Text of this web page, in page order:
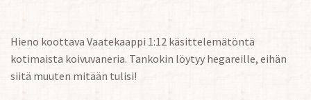
Hieno koottava Vaatekaappi 1:12 käsittelemätöntä
kotimaista koivuvaneria. Tankokin löytyy hegareille, eihän
siitä muuten mitään tulisi!